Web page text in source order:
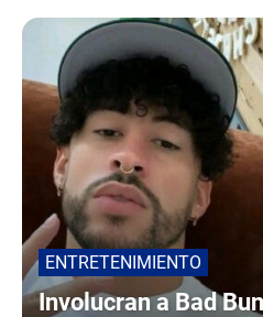
ENTRETENIMIENTO
Involucran a Bad